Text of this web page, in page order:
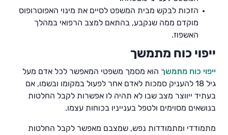
הזכות לבקש מבית המשפט לסיים את מינוי האפוטרופוס
מוקדם ממה שנקבע, בהתאם למצב הרפואי במהלך
האשפוז.
ייפוי כוח מתמשך
ייפוי כוח מתמשך הוא מסמך משפטי המאפשר לכל אדם מעל
גיל 18 להעניק סמכות לאדם אחר לפעול במקומו ובשמו, אם
בעתיד ייווצר מצב שבו לא תהיה לו אפשרות לקבל החלטות
בנושאים מסוימים ולטפל בענייניו בכוחות עצמו.
מתמודדי ומתמודדות נפש, שמצבם מאפשר לקבל החלטות